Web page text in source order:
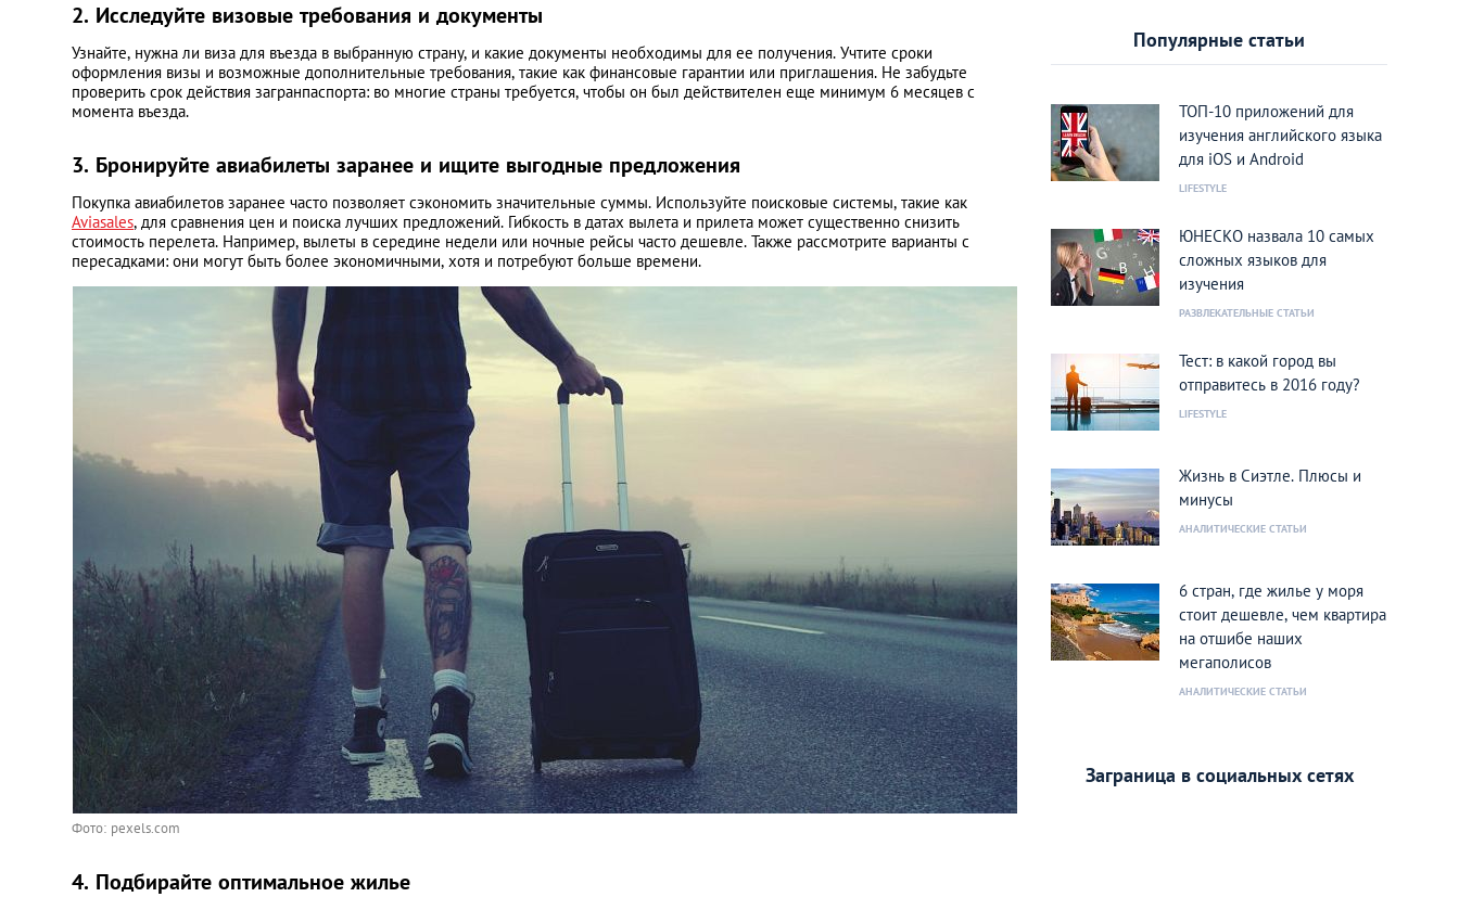
2. Исследуйте визовые требования и документы
Узнайте, нужна ли виза для въезда в выбранную страну, и какие документы необходимы для ее получения. Учтите сроки
оформления визы и возможные дополнительные требования, такие как финансовые гарантии или приглашения. Не забудьте
проверить срок действия загранпаспорта: во многие страны требуется, чтобы он был действителен еще минимум 6 месяцев с
момента въезда.
3. Бронируйте авиабилеты заранее и ищите выгодные предложения
Покупка авиабилетов заранее часто позволяет сэкономить значительные суммы. Используйте поисковые системы, такие как
Aviasales, для сравнения цен и поиска лучших предложений. Гибкость в датах вылета и прилета может существенно снизить
стоимость перелета. Например, вылеты в середине недели или ночные рейсы часто дешевле. Также рассмотрите варианты с
пересадками: они могут быть более экономичными, хотя и потребуют больше времени.
Фото: pexels.com
4. Подбирайте оптимальное жилье
Популярные статьи
ТОП-10 приложений для
изучения английского языка
для iOS и Android
LIFESTYLE
ЮНЕСКО назвала 10 самых
сложных языков для
изучения
РАЗВЛЕКАТЕЛЬНЫЕ СТАТЬИ
Тест: в какой город вы
отправитесь в 2016 году?
LIFESTYLE
Жизнь в Сиэтле. Плюсы и
минусы
АНАЛИТИЧЕСКИЕ СТАТЬИ
6 стран, где жилье у моря
стоит дешевле, чем квартира
на отшибе наших
мегаполисов
АНАЛИТИЧЕСКИЕ СТАТЬИ
Заграница в социальных сетях